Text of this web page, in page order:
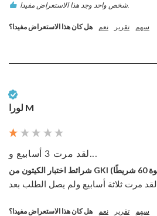
شخص واحد وجد هذا الاستعراض مفيدا.
هل كان هذا الاستعراض مفيدا؟ نعم تقرير سهم
لورا M
لقد مرت 3 أسابيع و...
لقد مرت ثلاثة أسابيع ولم يصل الطلب بعد
هل كان هذا الاستعراض مفيدا؟ نعم تقرير سهم